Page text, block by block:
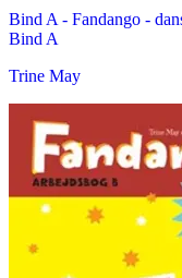
Bind A - Fandango -
Bind A
Trine May